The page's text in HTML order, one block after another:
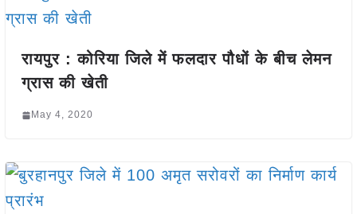
रायपुर : कोरिया जिले में फलदार पौधों के बीच लेमन
ग्रास की खेती
May 4, 2020